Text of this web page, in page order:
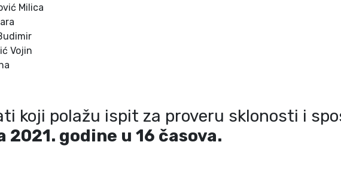
Milica
Vojin
koji polažu ispit za proveru sklonosti i
2021. godine u 16 časova.